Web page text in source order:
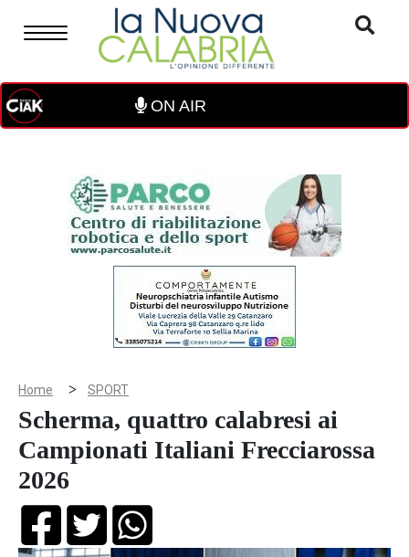
ON AIR
Home > SPORT
Scherma, quattro calabresi ai
Campionati Italiani Frecciarossa
2026